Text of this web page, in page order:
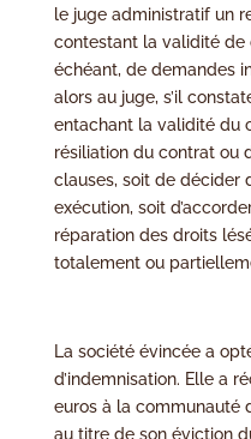
le juge administratif un
contestant la validité de
échéant, de demandes
alors au juge, s’il
entachant la validité du
résiliation du contrat ou
clauses, soit de décider
exécution, soit
réparation des droits
totalement ou
La société évincée a
d’indemnisation. Elle a
euros à la communauté
au titre de son éviction